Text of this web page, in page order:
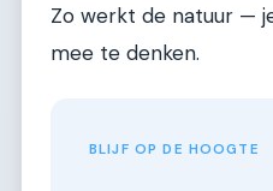
Zo werkt de natuur —
mee te denken.
BLIJF OP DE HOOGTE